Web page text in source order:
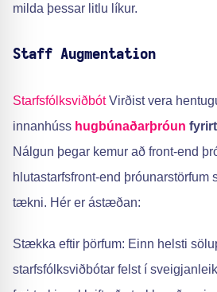
milda þessar litlu líkur.
Staff Augmentation
StarfsfólksviðbótVirðist vera
innanhúss hugbúnaðarþróun
Nálgun þegar kemur að front-end
hlutastarfsfront-end þróunarstörfum
tækni. Hér er ástæðan:
Stækka eftir þörfum: Einn helsti
starfsfólksviðbótar felst í